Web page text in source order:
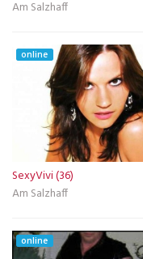
Am Salzhaff
online
SexyVivi (36)
Am Salzhaff
online